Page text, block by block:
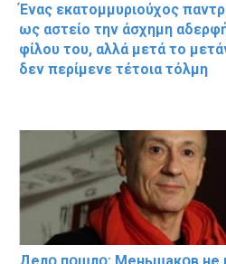
Ένας εκατομμυριούχος
ως αστείο την άσχημη
φίλου του, αλλά μετά το
δεν περίμενε τέτοια τόλμη